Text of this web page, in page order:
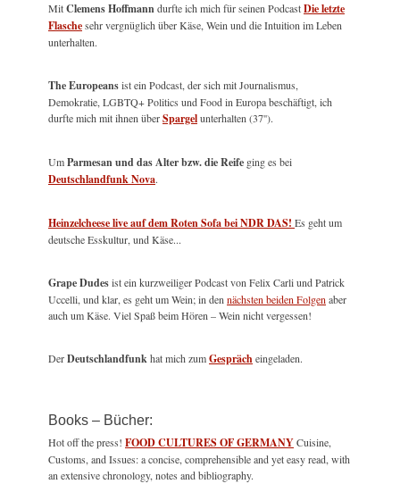
MitClemens Hoffmanndurfte ich mich für seinen PodcastDie letzte
Flaschesehr vergnüglich über Käse, Wein und die Intuition im Leben
unterhalten.
The Europeansist ein Podcast, der sich mit Journalismus,
Demokratie, LGBTQ+ Politics und Food in Europa beschäftigt, ich
durfte mich mit ihnen überSpargelunterhalten (37'').
UmParmesan und das Alter bzw. die Reife ging es bei
Deutschlandfunk Nova.
Heinzelcheese live auf dem Roten Sofa bei NDR DAS! Es geht um
deutsche Esskultur, und Käse...
Grape Dudesist ein kurzweiliger Podcast von Felix Carli und Patrick
Uccelli, und klar, es geht um Wein; in dennächsten beiden Folgenaber
auch um Käse. Viel Spaß beim Hören – Wein nicht vergessen!
DerDeutschlandfunkhat mich zumGesprächeingeladen.
Books – Bücher:
Hot off the press! FOOD CULTURES OF GERMANYCuisine,
Customs, and Issues: a concise, comprehensible and yet easy read, with
an extensive chronology, notes and bibliography.